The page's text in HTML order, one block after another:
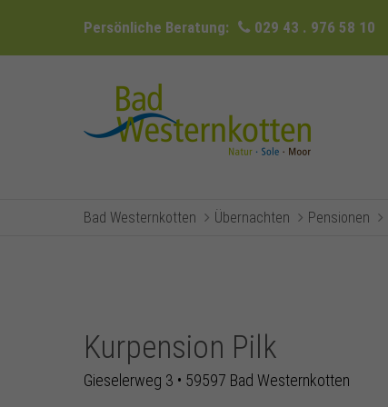
Persönliche Beratung: 029 43 . 976 58 10
Bad Westernkotten Übernachten Pensionen
Kurpension Pilk
Gieselerweg 3 • 59597 Bad Westernkotten